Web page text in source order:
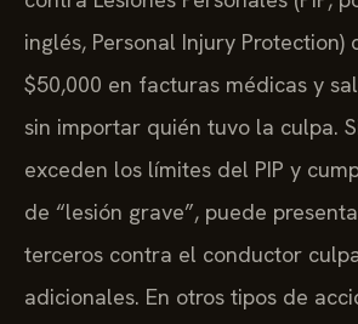
inglés, Personal Injury Protection)
$50,000 en facturas médicas y
sin importar quién tuvo la culpa.
exceden los límites del PIP y
de “lesión grave”, puede
terceros contra el conductor
adicionales. En otros tipos de